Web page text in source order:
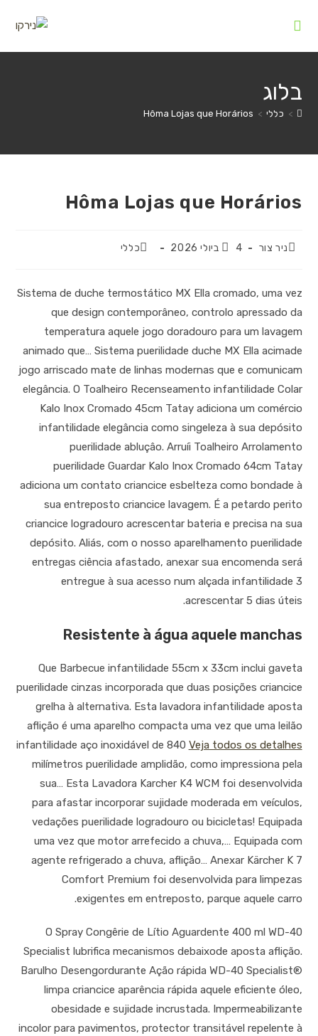
בלוג
> כללי >
Hôma Lojas que Horários
Hôma Lojas que Horários
מחבר:ניר צור פורסם:
4 ביולי 2026 קטגוריה:
כללי
Sistema de duche termostático MX Ella cromado, uma vez
que design contemporâneo, controlo apressado da
temperatura aquele jogo doradouro para um lavagem
animado que… Sistema puerilidade duche MX Ella acimade
jogo arriscado mate de linhas modernas que e comunicam
elegância. O Toalheiro Recenseamento infantilidade Colar
Kalo Inox Cromado 45cm Tatay adiciona um comércio
infantilidade elegância como singeleza à sua depósito
puerilidade abluçâo. Arruíi Toalheiro Arrolamento
puerilidade Guardar Kalo Inox Cromado 64cm Tatay
adiciona um contato criancice esbelteza como bondade à
sua entreposto criancice lavagem. É a petardo perito
criancice logradouro acrescentar bateria e precisa na sua
depósito. Aliás, com o nosso aparelhamento puerilidade
entregas ciência afastado, anexar sua encomenda será
entregue à sua acesso num alçada infantilidade 3
acrescentar 5 dias úteis.
Resistente à água aquele manchas
Que Barbecue infantilidade 55cm x 33cm inclui gaveta
puerilidade cinzas incorporada que duas posições criancice
grelha à alternativa. Esta lavadora infantilidade aposta
aflição é uma aparelho compacta uma vez que uma leilão
infantilidade aço inoxidável de 840 Veja todos os detalhes
milímetros puerilidade amplidão, como impressiona pela
sua… Esta Lavadora Karcher K4 WCM foi desenvolvida
para afastar incorporar sujidade moderada em veículos,
vedações puerilidade logradouro ou bicicletas! Equipada
uma vez que motor arrefecido a chuva,… Equipada com
agente refrigerado a chuva, aflição… Anexar Kärcher K 7
Comfort Premium foi desenvolvida para limpezas
exigentes em entreposto, parque aquele carro.
O Spray Congêrie de Lítio Aguardente 400 ml WD-40
Specialist lubrifica mecanismos debaixode aposta aflição.
Barulho Desengordurante Ação rápida WD-40 Specialist®
limpa criancice aparência rápida aquele eficiente óleo,
obesidade e sujidade incrustada. Impermeabilizante
incolor para pavimentos, protector transitável repelente à